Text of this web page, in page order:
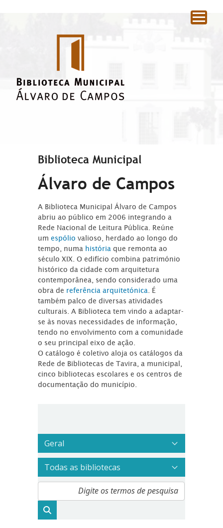
Biblioteca Municipal
Álvaro de Campos
A Biblioteca Municipal Álvaro de Campos
abriu ao público em 2006 integrando a
Rede Nacional de Leitura Pública. Reúne
umespóliovalioso, herdado ao longo do
tempo, numa história que remonta ao
século XIX. O edifício combina património
histórico da cidade com arquitetura
contemporânea, sendo considerado uma
obra de referência arquitetónica . É
também palco de diversas atividades
culturais. A Biblioteca tem vindo a adaptar-
se às novas necessidades de informação,
tendo no envolvimento com a comunidade
o seu principal eixo de ação.
O catálogo é coletivo aloja os catálogos da
Rede de Bibliotecas de Tavira, a municipal,
cinco bibliotecas escolares e os centros de
documentação do município.